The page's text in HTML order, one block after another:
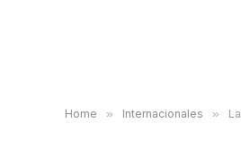
Home » Internacionales »